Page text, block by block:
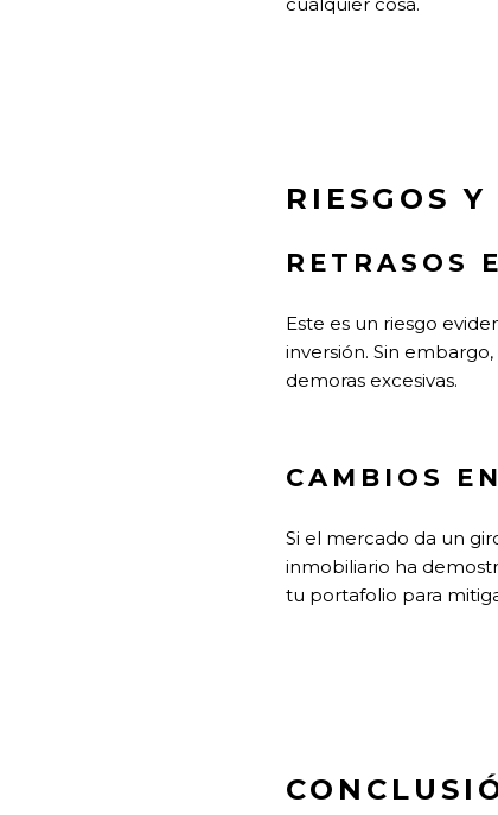
RIESGOS
RETRASOS
Este es un riesgo
inversión. Sin
demoras excesivas.
CAMBIOS
Si el mercado da un
inmobiliario ha
tu portafolio para